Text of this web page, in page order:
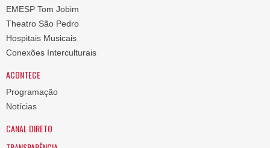
EMESP Tom Jobim
Theatro São Pedro
Hospitais Musicais
Conexões Interculturais
ACONTECE
Programação
Notícias
CANAL DIRETO